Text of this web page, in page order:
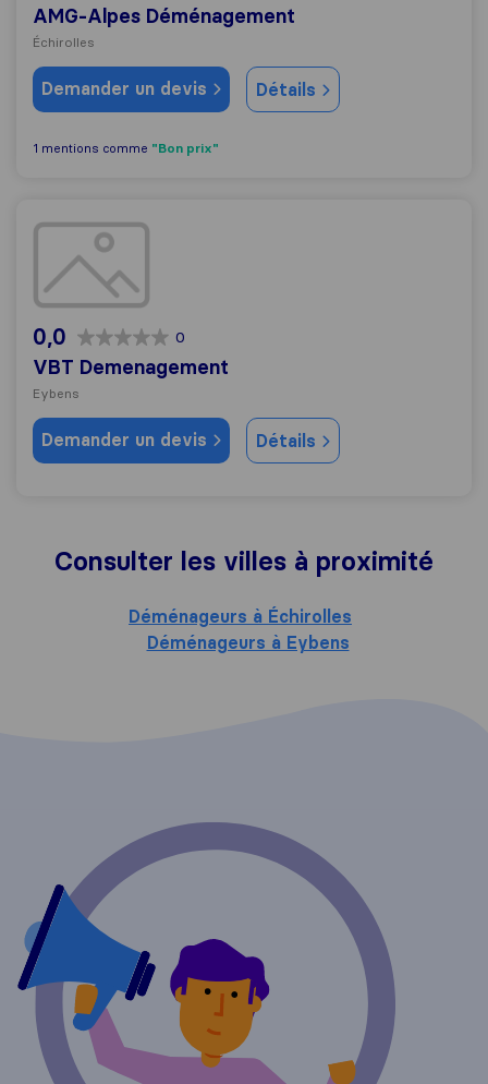
AMG-Alpes Déménagement
Échirolles
Demander un devis Détails
1 mentions comme "Bon prix"
VBT Demenagement
0,0 0
VBT Demenagement
Eybens
Demander un devis Détails
Consulter les villes à proximité
Déménageurs à Échirolles
Déménageurs à Eybens